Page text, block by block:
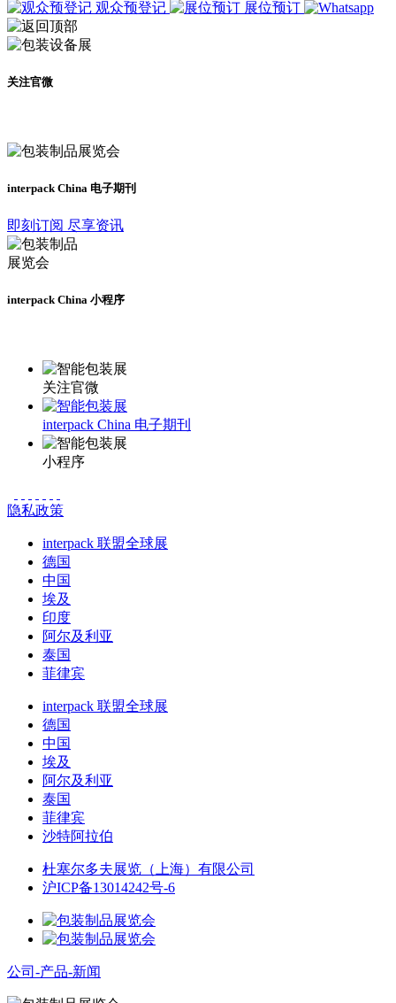
观众预登记
展位预订
关注官微
interpack China 电子期刊
即刻订阅 尽享资讯
interpack China 小程序
关注官微
interpack China 电子期刊
小程序
隐私政策
interpack 联盟全球展
德国
中国
埃及
印度
阿尔及利亚
泰国
菲律宾
interpack 联盟全球展
德国
中国
埃及
阿尔及利亚
泰国
菲律宾
沙特阿拉伯
杜塞尔多夫展览（上海）有限公司
沪ICP备13014242号-6
公司-产品-新闻